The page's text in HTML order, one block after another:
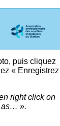
puis cliquez
« Enregistrez
right click on
as… ».